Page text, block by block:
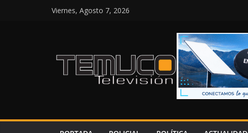
Viernes, Agosto 7, 2026